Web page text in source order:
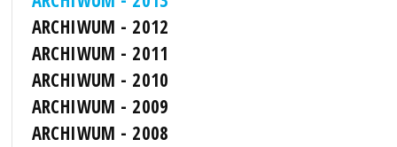
ARCHIWUM - 2012
ARCHIWUM - 2011
ARCHIWUM - 2010
ARCHIWUM - 2009
ARCHIWUM - 2008